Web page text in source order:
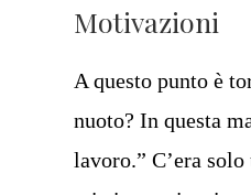
Motivazioni
A questo punto è
nuoto? In questa
lavoro.” C’era